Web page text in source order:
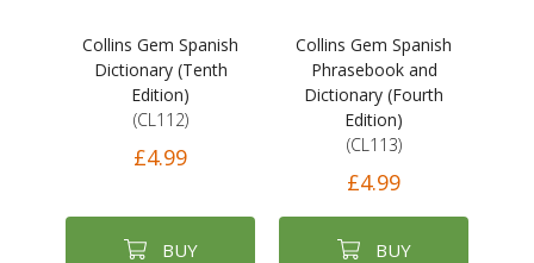
Collins Gem Spanish
Dictionary (Tenth
Edition)
(CL112)
£4.99
BUY
Collins Gem Spanish
Phrasebook and
Dictionary (Fourth
Edition)
(CL113)
£4.99
BUY